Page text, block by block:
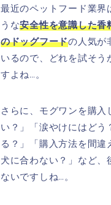
最近のペットフード業界
うな安全性を意識した香
のドッグフードの人気が
いるので、どれを試そう
すよね…。
さらに、モグワンを購入
い？」「涙やけにはどう
る？」「購入方法を間違
犬に合わない？」など、
ないですしね…。